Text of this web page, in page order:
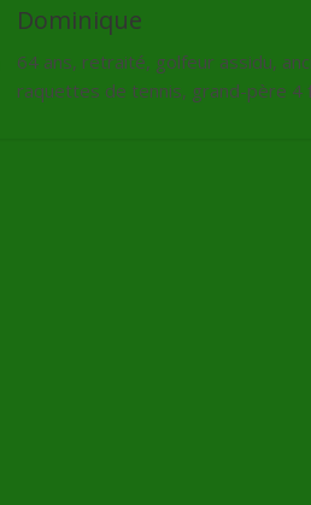
Dominique
64 ans, retraité, golfeur assidu,
raquettes de tennis, grand-père 4